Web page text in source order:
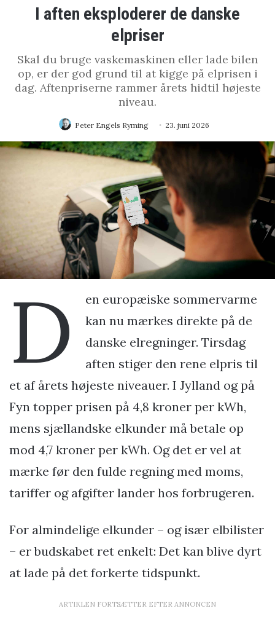
I aften eksploderer de danske
elpriser
Skal du bruge vaskemaskinen eller lade bilen
op, er der god grund til at kigge på elprisen i
dag. Aftenpriserne rammer årets hidtil højeste
niveau.
Peter Engels Ryming 23. juni 2026
D
en europæiske sommervarme
kan nu mærkes direkte på de
danske elregninger. Tirsdag
aften stiger den rene elpris til
et af årets højeste niveauer. I Jylland og på
Fyn topper prisen på 4,8 kroner per kWh,
mens sjællandske elkunder må betale op
mod 4,7 kroner per kWh. Og det er vel at
mærke før den fulde regning med moms,
tariffer og afgifter lander hos forbrugeren.
For almindelige elkunder – og især elbilister
– er budskabet ret enkelt: Det kan blive dyrt
at lade på det forkerte tidspunkt.
ARTIKLEN FORTSÆTTER EFTER ANNONCEN